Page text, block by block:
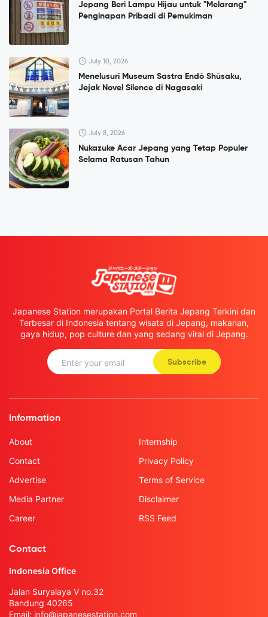
Jepang Beri Lampu Hijau untuk "Melarang"
Penginapan Pribadi di Pemukiman
July 10, 2026
Menelusuri Museum Sastra Endō Shūsaku,
Jejak Novel Silence di Nagasaki
July 8, 2026
Nukazuke Acar Jepang yang Tetap Populer
Selama Ratusan Tahun
Japanese Station merupakan Portal Berita Jepang Terkini dan
Terbesar di Indonesia tentang wisata di Jepang, makanan,
gaya hidup, pop culture dan yang sedang viral di Jepang.
Subscribe
Information
About
Contact
Advertise
Media Partner
Career
Internship
Privacy Policy
Terms of Service
Disclaimer
RSS Feed
Contact
Indonesia Office
Jalan Suryalaya V no.32
Bandung 40265
Email: info@japanesestation.com